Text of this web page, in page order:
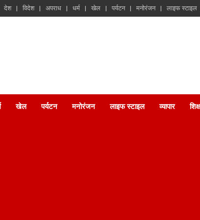
देश विदेश अपराध धर्म खेल पर्यटन मनोरंजन लाइफ स्टाइल
खेल पर्यटन मनोरंजन लाइफ स्टाइल व्यापार